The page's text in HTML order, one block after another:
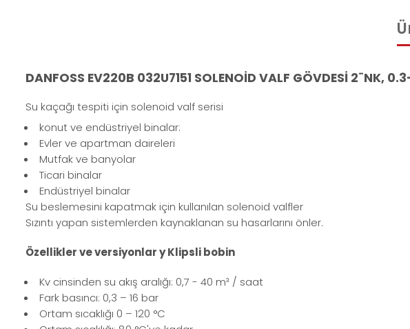
DANFOSS EV220B 032U7151 SOLENOİD VALF GÖVDESİ 2¨NK,
Su kaçağı tespiti için solenoid valf serisi
konut ve endüstriyel binalar:
Evler ve apartman daireleri
Mutfak ve banyolar
Ticari binalar
Endüstriyel binalar
Su beslemesini kapatmak için kullanılan solenoid valfler
Sızıntı yapan sistemlerden kaynaklanan su hasarlarını önler.
Özellikler ve versiyonlar y Klipsli bobin
Kv cinsinden su akış aralığı: 0,7 - 40 m³ / saat
Fark basıncı: 0,3 – 16 bar
Ortam sıcaklığı 0 – 120 °C